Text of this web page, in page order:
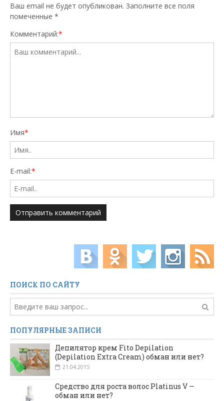
Ваш email не будет опубликован. Заполните все поля
помеченные *
Комментарий:*
Имя*
E-mail:*
ПОИСК ПО САЙТУ
ПОПУЛЯРНЫЕ ЗАПИСИ
Депилятор крем Fito Depilation
(Depilation Extra Cream) обман или нет?
21.04.2015
Средство для роста волос Platinus V —
обман или нет?